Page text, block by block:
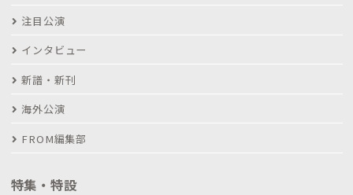
注目公演
インタビュー
新譜・新刊
海外公演
FROM編集部
特集・特設